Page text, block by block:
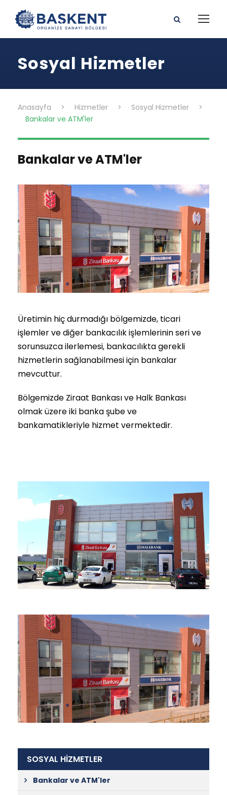
Sosyal Hizmetler
Anasayfa > Hizmetler > Sosyal Hizmetler
>
Bankalar ve ATM'ler
Bankalar ve ATM'ler
Üretimin hiç durmadığı bölgemizde, ticari
işlemler ve diğer bankacılık işlemlerinin seri ve
sorunsuzca ilerlemesi, bankacılıkta gerekli
hizmetlerin sağlanabilmesi için bankalar
mevcuttur.
Bölgemizde Ziraat Bankası ve Halk Bankası
olmak üzere iki banka şube ve
bankamatikleriyle hizmet vermektedir.
SOSYAL HİZMETLER
Bankalar ve ATM'ler